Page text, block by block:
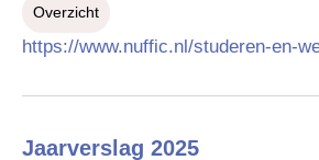
Overzicht
https://www.nuffic.nl/studeren-en-
Jaarverslag 2025